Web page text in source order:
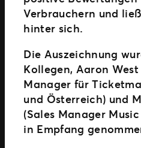
Verbrauchern und
hinter sich.
Die Auszeichnung
Kollegen, Aaron
Manager für
und Österreich) und
(Sales Manager
in Empfang